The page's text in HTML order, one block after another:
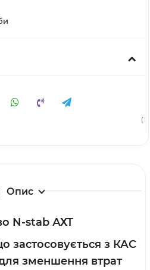
(
Опис
N-stab АХТ
застосовується з КАС
зменшення втрат